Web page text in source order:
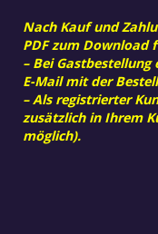
Nach Kauf und
PDF zum Download
– Bei
E-Mail mit der
– Als registrierter
zusätzlich in Ihrem
möglich).